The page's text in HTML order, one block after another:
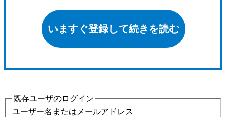
いますぐ登録して続きを読む
既存ユーザのログイン
ユーザー名またはメールアドレス